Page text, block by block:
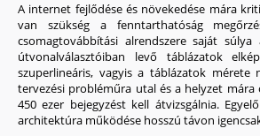
A internet fejlődése és növekedése mára
van szükség a fenntarthatóság
csomagtovábbítási alrendszere saját
útvonalválasztóiban levő táblázatok
szuperlineáris, vagyis a táblázatok
tervezési probléműra utal és a helyzet
450 ezer bejegyzést kell átvizsgálnia.
architektúra működése hosszú távon